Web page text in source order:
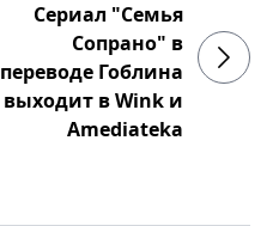
Сериал "Семья
Сопрано" в
переводе Гоблина
выходит в Wink и
Amediateka